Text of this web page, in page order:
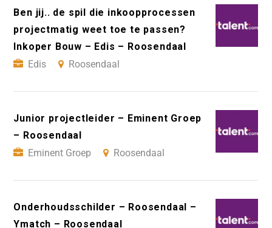
Ben jij.. de spil die inkoopprocessen
projectmatig weet toe te passen?
Inkoper Bouw – Edis – Roosendaal
Edis
Roosendaal
Junior projectleider – Eminent Groep
– Roosendaal
Eminent Groep
Roosendaal
Onderhoudsschilder – Roosendaal –
Ymatch – Roosendaal